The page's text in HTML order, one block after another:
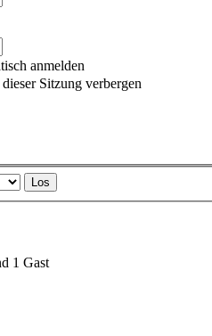
anmelden
Sitzung verbergen
1 Gast